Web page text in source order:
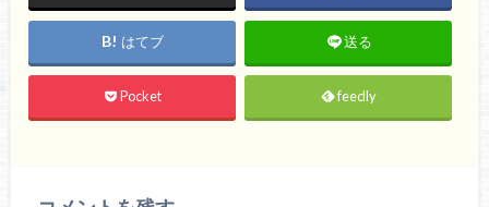
はてブ 送る
Pocket feedly